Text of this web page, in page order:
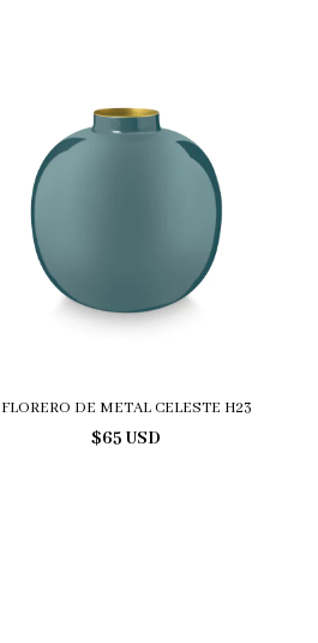
FLORERO DE METAL CELESTE H23
$65 USD